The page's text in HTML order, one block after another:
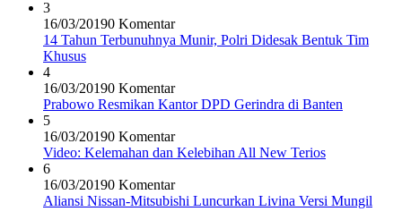
3
16/03/20190 Komentar
14 Tahun Terbunuhnya Munir, Polri Didesak Bentuk Tim
Khusus
4
16/03/20190 Komentar
Prabowo Resmikan Kantor DPD Gerindra di Banten
5
16/03/20190 Komentar
Video: Kelemahan dan Kelebihan All New Terios
6
16/03/20190 Komentar
Aliansi Nissan-Mitsubishi Luncurkan Livina Versi Mungil